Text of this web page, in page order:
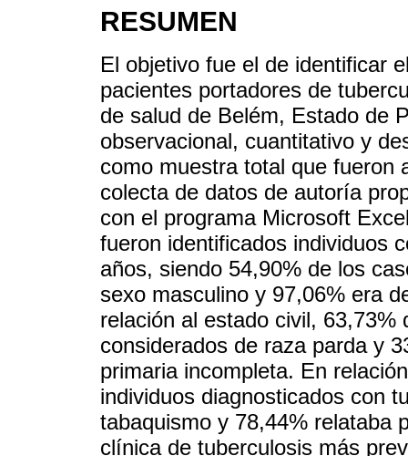
RESUMEN
El objetivo fue el de identificar
pacientes portadores de
de salud de Belém, Estado de
observacional, cuantitativo y
como muestra total que fueron
colecta de datos de autoría
con el programa Microsoft
fueron identificados individuos
años, siendo 54,90% de los
sexo masculino y 97,06% era
relación al estado civil,
considerados de raza parda y
primaria incompleta. En
individuos diagnosticados con
tabaquismo y 78,44% relataba
clínica de tuberculosis más